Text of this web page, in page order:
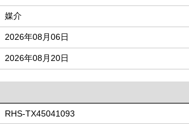
媒介
2026年08月06日
2026年08月20日
RHS-TX45041093